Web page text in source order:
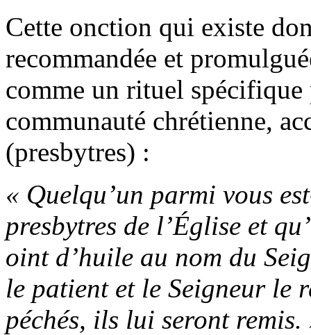
Cette onction qui existe
recommandée et
comme un rituel spécifique
communauté chrétienne,
(presbytres) :
« Quelqu’un parmi vous
presbytres de l’Église et
oint d’huile au nom du
le patient et le Seigneur le
péchés, ils lui seront remis.